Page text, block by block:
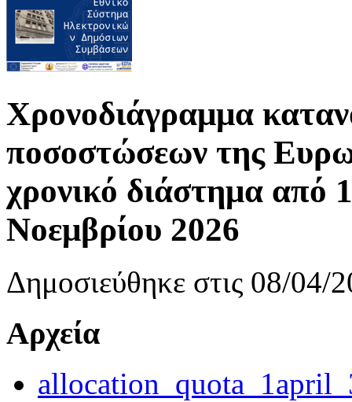
Χρονοδιάγραμμα
ποσοστώσεων της
χρονικό διάστημα από
Νοεμβρίου 2026
Δημοσιεύθηκε στις 08/04/
Αρχεία